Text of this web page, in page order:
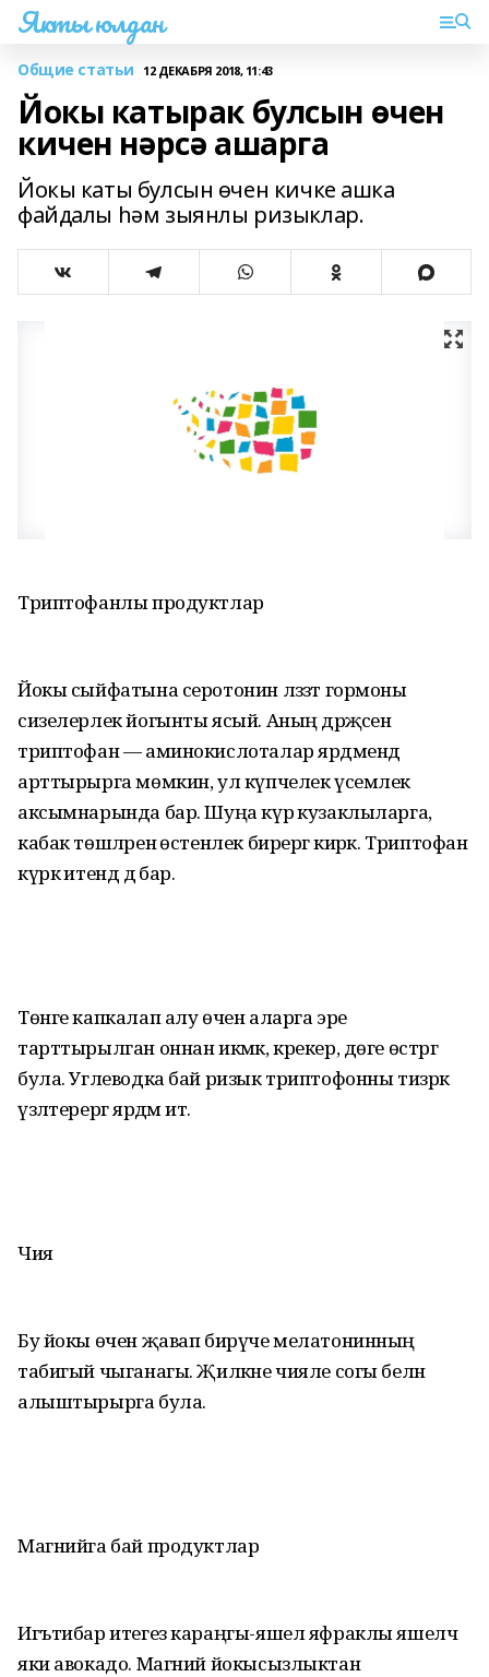
Якты юлдан
Общие статьи 12 ДЕКАБРЯ 2018, 11:43
Йокы катырак булсын өчен
кичен нәрсә ашарга
Йокы каты булсын өчен кичке ашка
файдалы һәм зыянлы ризыклар.
Триптофанлы продуктлар
Йокы сыйфатына серотонин ләззәт гормоны
сизелерлек йогынты ясый. Аның дәрәҗәсен
триптофан — аминокислоталар ярдәмендә
арттырырга мөмкин, ул күпчелек үсемлек
аксымнарында бар. Шуңа күрә кузаклыларга,
кабак төшләренә өстенлек бирергә кирәк. Триптофан
күркә итендә дә бар.
Төнге капкалап алу өчен аларга эре
тарттырылган оннан икмәк, крекер, дөге өстәргә
була. Углеводка бай ризык триптофонны тизрәк
үзләтерергә ярдәм итә.
Чия
Бу йокы өчен җавап бирүче мелатонинның
табигый чыганагы. Җиләкне чияле согы белән
алыштырырга була.
Магнийга бай продуктлар
Игътибар итегез караңгы-яшел яфраклы яшелчә
яки авокадо. Магний йокысызлыктан